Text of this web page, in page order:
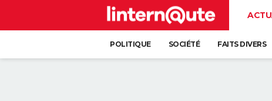
POLITIQUE SOCIÉTÉ FAITS DIVERS